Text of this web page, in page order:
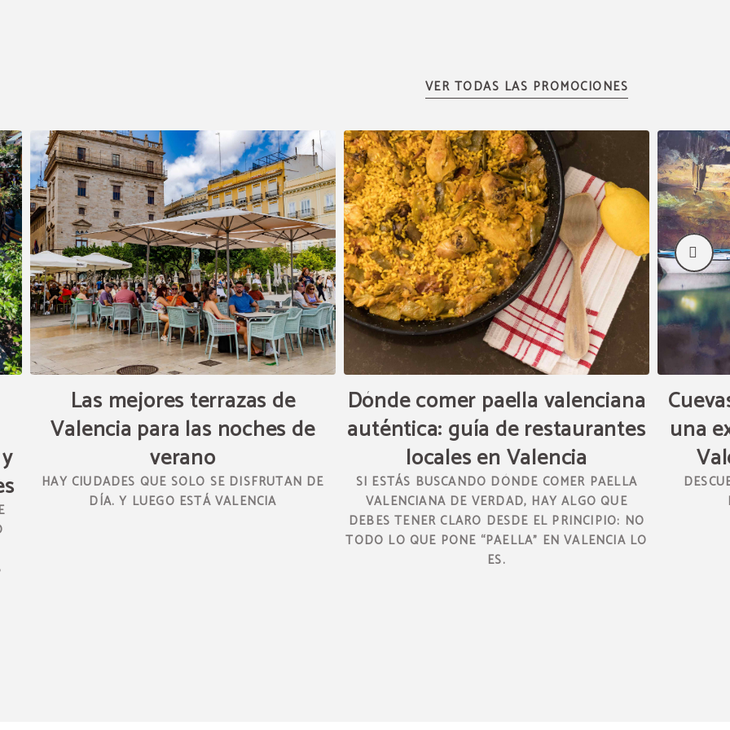
Las mejores terrazas de
Valencia para las noches de
verano
HAY CIUDADES QUE SOLO SE DISFRUTAN DE
DÍA. Y LUEGO ESTÁ VALENCIA
Dónde comer paella valenciana
auténtica: guía de restaurantes
locales en Valencia
SI ESTÁS BUSCANDO DÓNDE COMER PAELLA
VALENCIANA DE VERDAD, HAY ALGO QUE
DEBES TENER CLARO DESDE EL PRINCIPIO: NO
TODO LO QUE PONE “PAELLA” EN VALENCIA LO
ES.
una